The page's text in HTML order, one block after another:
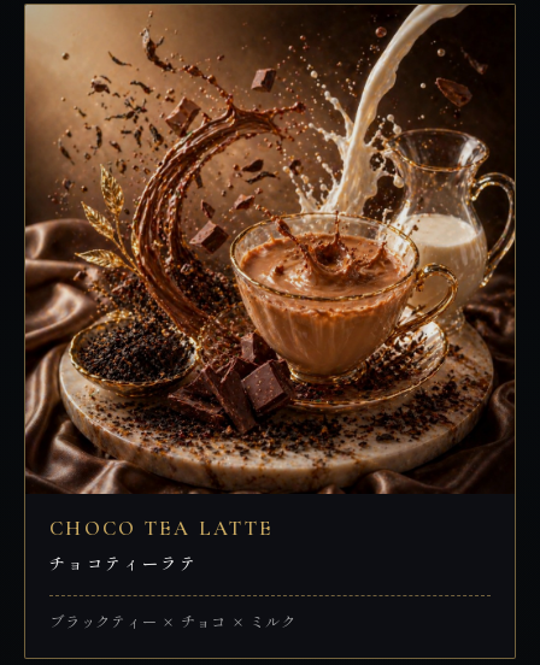
CHOCO TEA LATTE
チョコティーラテ
ブラックティー × チョコ × ミルク